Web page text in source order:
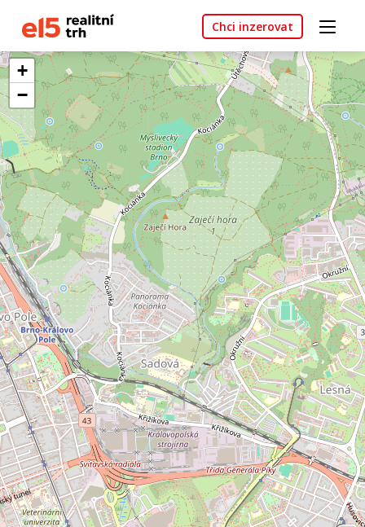
Chci inzerovat
+
−